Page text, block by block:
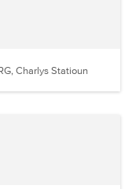
Charlys Statioun